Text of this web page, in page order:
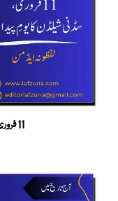
11 فروری، سڈنی شیلڈن کا یومِ پیدایش